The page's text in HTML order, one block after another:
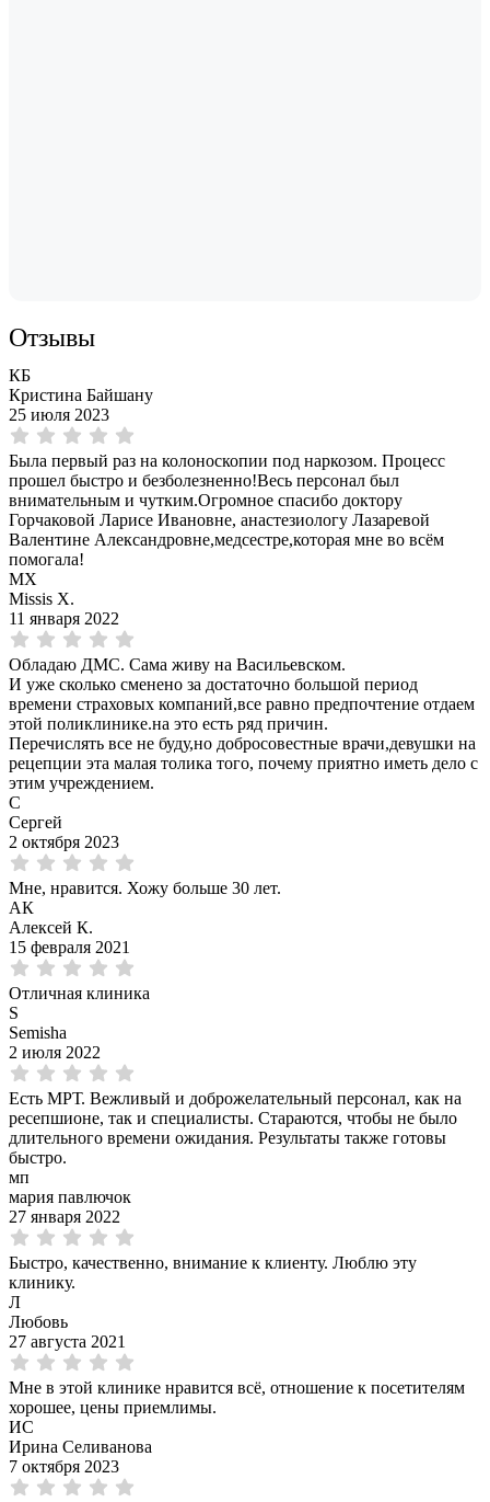
Отзывы
КБ
Кристина Байшану
25 июля 2023
Была первый раз на колоноскопии под наркозом. Процесс
прошел быстро и безболезненно!Весь персонал был
внимательным и чутким.Огромное спасибо доктору
Горчаковой Ларисе Ивановне, анастезиологу Лазаревой
Валентине Александровне,медсестре,которая мне во всём
помогала!
MX
Missis X.
11 января 2022
Обладаю ДМС. Сама живу на Васильевском.
И уже сколько сменено за достаточно большой период
времени страховых компаний,все равно предпочтение отдаем
этой поликлинике.на это есть ряд причин.
Перечислять все не буду,но добросовестные врачи,девушки на
рецепции эта малая толика того, почему приятно иметь дело с
этим учреждением.
С
Сергей
2 октября 2023
Мне, нравится. Хожу больше 30 лет.
АК
Алексей К.
15 февраля 2021
Отличная клиника
S
Semisha
2 июля 2022
Есть МРТ. Вежливый и доброжелательный персонал, как на
ресепшионе, так и специалисты. Стараются, чтобы не было
длительного времени ожидания. Результаты также готовы
быстро.
мп
мария павлючок
27 января 2022
Быстро, качественно, внимание к клиенту. Люблю эту
клинику.
Л
Любовь
27 августа 2021
Мне в этой клинике нравится всё, отношение к посетителям
хорошее, цены приемлимы.
ИС
Ирина Селиванова
7 октября 2023